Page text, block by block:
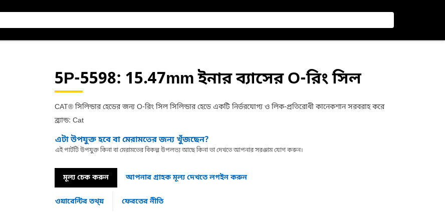
5P-5598: 15.47mm ইনার ব্যাসের O-রিং সিল
CAT® সিলিন্ডার হেডের জন্য O-রিং সিল সিলিন্ডার হেডে একটি নির্ভরযোগ্য ও লিক-প্রতিরোধী কানেকশান সরবরাহ করে
ব্র্যান্ড: Cat
এটা উপযুক্ত হবে বা মেরামতের জন্য খুঁজছেন?
এই পার্টটি উপযুক্ত কিনা বা মেরামতের বিকল্প উপলভ্য আছে কিনা তা দেখতে আপনার সরঞ্জাম যোগ করুন।
মূল্য চেক করুন আপনার গ্রাহক মূল্য দেখতে লগইন করুন
ওয়ারেন্টির তথ্য় ফেরতের নীতি